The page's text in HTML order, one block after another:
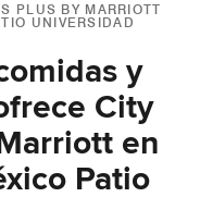
PLUS BY MARRIOTT
UNIVERSIDAD
y
City
en
Patio